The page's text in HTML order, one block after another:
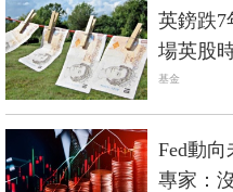
英鎊跌7
場英股
基金
Fed動
專家：